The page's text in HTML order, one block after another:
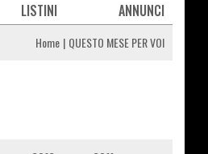
LISTINI ANNUNCI
Home QUESTO MESE PER VOI